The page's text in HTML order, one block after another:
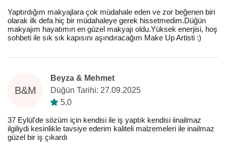
Yaptırdığım makyajlara çok müdahale eden ve zor beğenen biri
olarak ilk defa hiç bir müdahaleye gerek hissetmedim.Düğün
makyajım hayatımın en güzel makyajı oldu.Yüksek enerjisi, hoş
sohbeti ile sık sık kapısını aşındıracağım Make Up Artisti :)
B&M
Beyza & Mehmet
Düğün Tarihi: 27.09.2025
5,0
37 Eylül'de sözüm için kendisi ile iş yaptık kendisi iinailmaz
ilgiliydi kesinlikle tavsiye ederim kaliteli malzemeleri ile inailmaz
güzel bir iş çıkardı